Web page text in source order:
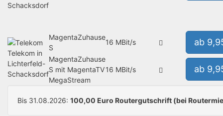
Schacksdorf
Telekom in
Lichterfeld-
Schacksdorf
MagentaZuhause
S
16 MBit/s ab
MagentaZuhause
S mit MagentaTV
MegaStream
16 MBit/s ab
Bis 31.08.2026: 100,00 Euro Routergutschrift (bei